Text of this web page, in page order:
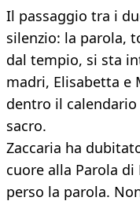
Il passaggio tra i
silenzio: la parola,
dal tempio, si sta
madri, Elisabetta e
dentro il
sacro.
Zaccaria ha
cuore alla Parola
perso la parola.